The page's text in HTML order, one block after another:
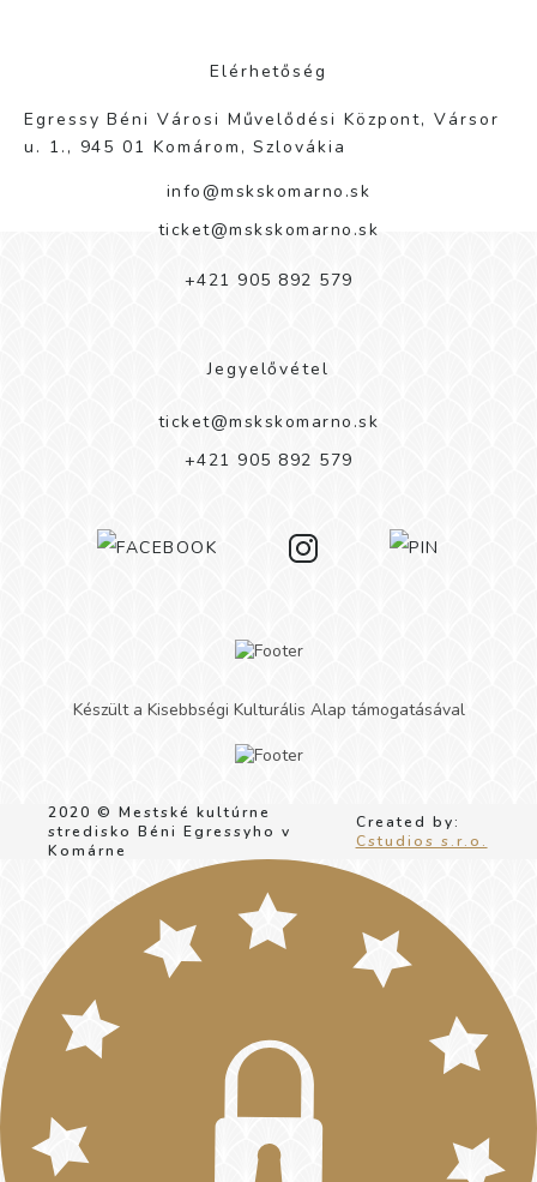
Elérhetőség
Egressy Béni Városi Művelődési Központ, Vársor
u. 1., 945 01 Komárom, Szlovákia
info@mskskomarno.sk
ticket@mskskomarno.sk
+421 905 892 579
Jegyelővétel
ticket@mskskomarno.sk
+421 905 892 579
Készült a Kisebbségi Kulturális Alap támogatásával
2020 © Mestské kultúrne
stredisko Béni Egressyho v
Komárne
Created by:
Cstudios s.r.o.